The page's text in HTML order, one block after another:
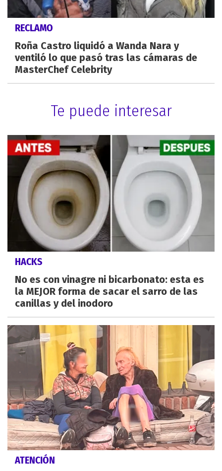
RECLAMO
Roña Castro liquidó a Wanda Nara y
ventiló lo que pasó tras las cámaras de
MasterChef Celebrity
Te puede interesar
HACKS
No es con vinagre ni bicarbonato: esta es
la MEJOR forma de sacar el sarro de las
canillas y del inodoro
ATENCIÓN